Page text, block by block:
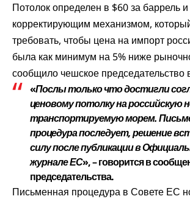
Потолок определен в $60 за баррель
корректирующим механизмом,
требовать, чтобы цена на импорт
была как минимум на 5% ниже
сообщило чешское председательство
«Послы только что достигли
ценовому потолку на российскую
транспортируемую морем.
процедура последует, решение
силу после публикации в
журнале ЕС», – говорится в
председательства.
Письменная процедура в Совете ЕС